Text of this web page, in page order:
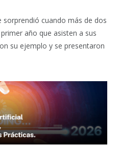
cuando más de dos
año que asisten a sus
su ejemplo y se presentaron